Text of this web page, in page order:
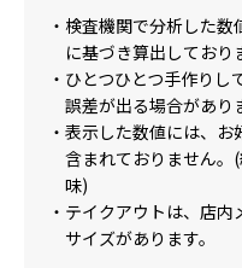
・検査機関で分析した数
に基づき算出しており
・ひとつひとつ手作り
誤差が出る場合があり
・表示した数値には、
含まれておりません。
味)
・テイクアウトは、店
サイズがあります。